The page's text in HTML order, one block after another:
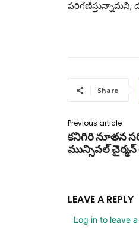
పరిగణిస్తున్నామని,
Share
Previous article
కనిగిరి నూతన
మున్సిపల్ చైర్మన్
LEAVE A REPLY
Log in to leave